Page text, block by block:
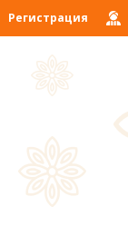
Регистрация